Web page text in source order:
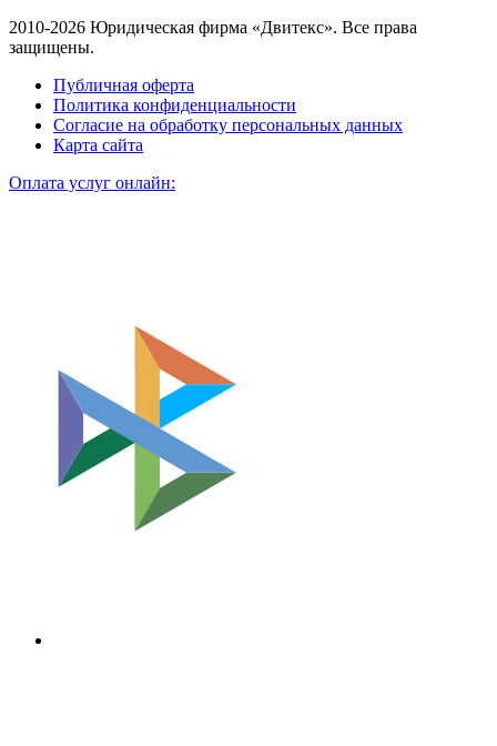
2010-2026 Юридическая фирма «Двитекс». Все права
защищены.
Публичная оферта
Политика конфиденциальности
Согласие на обработку персональных данных
Карта сайта
Оплата услуг онлайн: